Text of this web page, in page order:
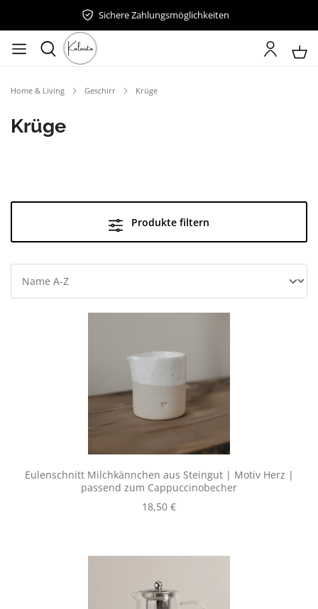
Sichere Zahlungsmöglichkeiten
Home & Living Geschirr Krüge
Krüge
Produkte filtern
Eulenschnitt Milchkännchen aus Steingut | Motiv Herz |
passend zum Cappuccinobecher
Regulärer Preis:
18,50 €